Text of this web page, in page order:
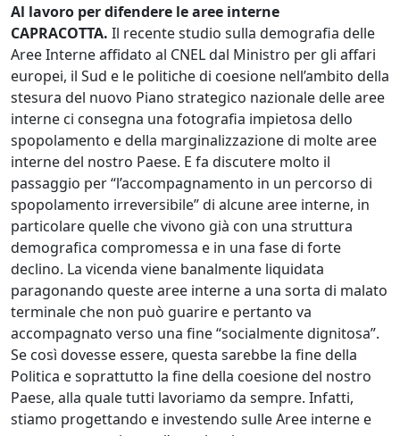
Al lavoro per difendere le aree interne
CAPRACOTTA. Il recente studio sulla demografia delle
Aree Interne affidato al CNEL dal Ministro per gli affari
europei, il Sud e le politiche di coesione nell’ambito della
stesura del nuovo Piano strategico nazionale delle aree
interne ci consegna una fotografia impietosa dello
spopolamento e della marginalizzazione di molte aree
interne del nostro Paese. E fa discutere molto il
passaggio per “l’accompagnamento in un percorso di
spopolamento irreversibile” di alcune aree interne, in
particolare quelle che vivono già con una struttura
demografica compromessa e in una fase di forte
declino. La vicenda viene banalmente liquidata
paragonando queste aree interne a una sorta di malato
terminale che non può guarire e pertanto va
accompagnato verso una fine “socialmente dignitosa”.
Se così dovesse essere, questa sarebbe la fine della
Politica e soprattutto la fine della coesione del nostro
Paese, alla quale tutti lavoriamo da sempre. Infatti,
stiamo progettando e investendo sulle Aree interne e